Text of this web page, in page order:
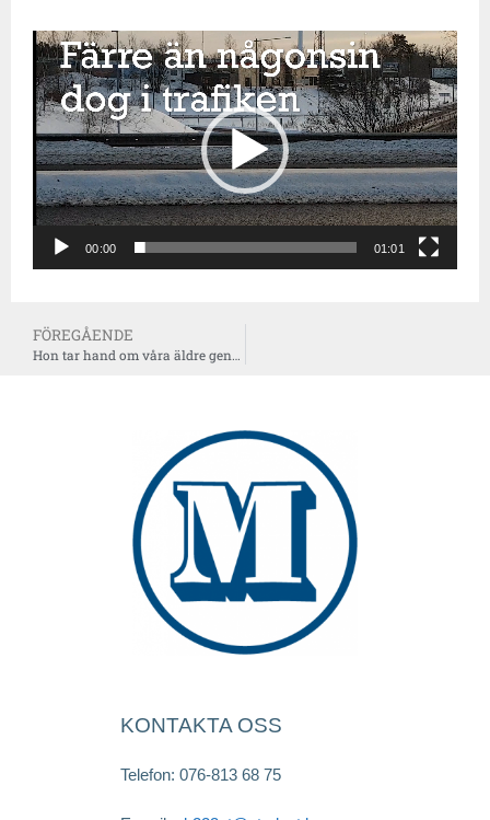
Videospelare
00:00 01:01
FÖREGÅENDE
Hon tar hand om våra äldre genom pandemin
KONTAKTA OSS
Telefon: 076-813 68 75